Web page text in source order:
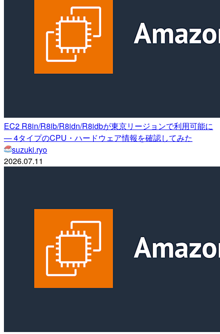
EC2 R8in/R8ib/R8idn/R8idbが東京リージョンで利用可能に
— 4タイプのCPU・ハードウェア情報を確認してみた
suzuki.ryo
2026.07.11